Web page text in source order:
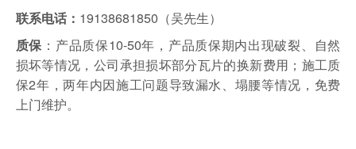
联系电话： 19138681850（吴先生）
质保 ：产品质保10-50年，产品质保期内出现破裂、自然
损坏等情况，公司承担损坏部分瓦片的换新费用；施工质
保2年，两年内因施工问题导致漏水、塌腰等情况，免费
上门维护。